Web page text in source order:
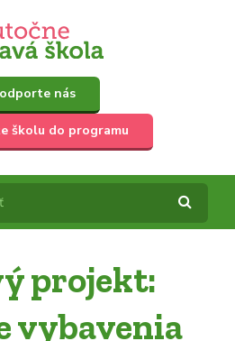
nás
školu do programu
projekt:
vybavenia